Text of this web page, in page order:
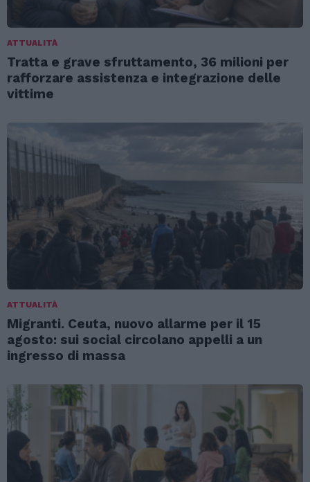
ATTUALITÀ
Tratta e grave sfruttamento, 36 milioni per
rafforzare assistenza e integrazione delle
vittime
ATTUALITÀ
Migranti. Ceuta, nuovo allarme per il 15
agosto: sui social circolano appelli a un
ingresso di massa